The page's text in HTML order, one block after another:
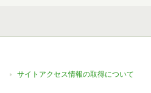
サイトアクセス情報の取得について